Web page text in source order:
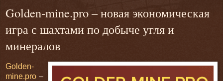
Golden-mine.pro – новая экономическая
игра с шахтами по добыче угля и
минералов
Golden-
mine.pro –